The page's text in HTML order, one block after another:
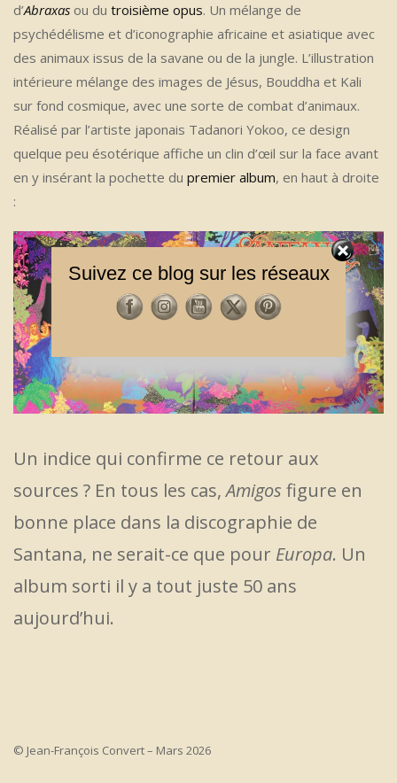
d’Abraxas ou du troisième opus. Un mélange de
psychédélisme et d’iconographie africaine et asiatique avec
des animaux issus de la savane ou de la jungle. L’illustration
intérieure mélange des images de Jésus, Bouddha et Kali
sur fond cosmique, avec une sorte de combat d’animaux.
Réalisé par l’artiste japonais Tadanori Yokoo, ce design
quelque peu ésotérique affiche un clin d’œil sur la face avant
en y insérant la pochette du premier album, en haut à droite
:
Un indice qui confirme ce retour aux
sources ? En tous les cas,Amigos figure en
bonne place dans la discographie de
Santana, ne serait-ce que pour Europa. Un
album sorti il y a tout juste 50 ans
aujourd’hui.
© Jean-François Convert – Mars 2026
Suivez ce blog sur les réseaux